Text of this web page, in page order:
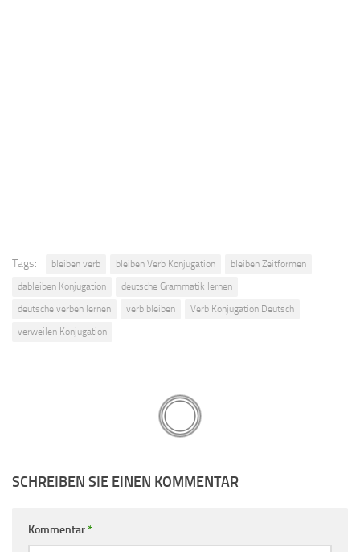
Tags: bleiben verb bleiben Verb Konjugation
bleiben Zeitformen
dableiben Konjugation
deutsche Grammatik lernen
deutsche verben lernen
verb bleiben
Verb Konjugation Deutsch
verweilen Konjugation
SCHREIBEN SIE EINEN KOMMENTAR
Kommentar*